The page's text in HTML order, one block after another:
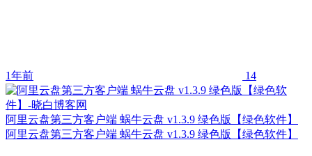
1年前 14
阿里云盘第三方客户端 蜗牛云盘 v1.3.9 绿色版【绿色软件】
阿里云盘第三方客户端 蜗牛云盘 v1.3.9 绿色版【绿色软件】